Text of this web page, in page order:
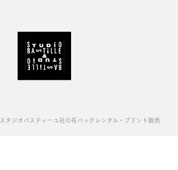
タジオバスティーユ社の布バックレンタル・プリント販売